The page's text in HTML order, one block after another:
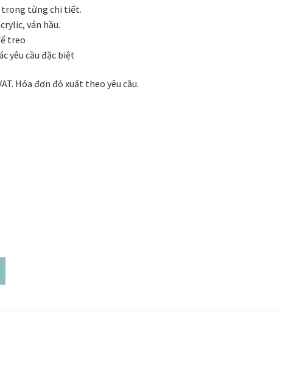
theo phong cách thiết kế
Giao Nhận
trong từng chi tiết.
ván hầu.
treo
yêu cầu đặc biệt
Hóa đơn đỏ xuất theo yêu cầu.